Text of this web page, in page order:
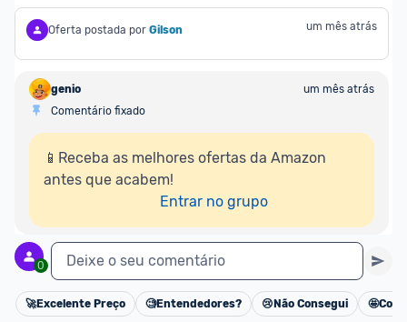
Oferta postada por Gilson um mês atrás
genio
um mês atrás
Comentário fixado
📱Receba as melhores ofertas da Amazon
antes que acabem!
Entrar no grupo
0 Deixe o seu comentário
Cancelar
🚀Excelente Preço 🧐Entendedores? 😢 Não Consegui 🤩